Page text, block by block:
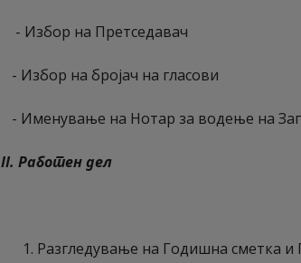
- Избор на Претседавач
- Избор на бројач на гласови
- Именување на Нотар за водење на
II. Работен дел
Разгледување на Годишна сметка